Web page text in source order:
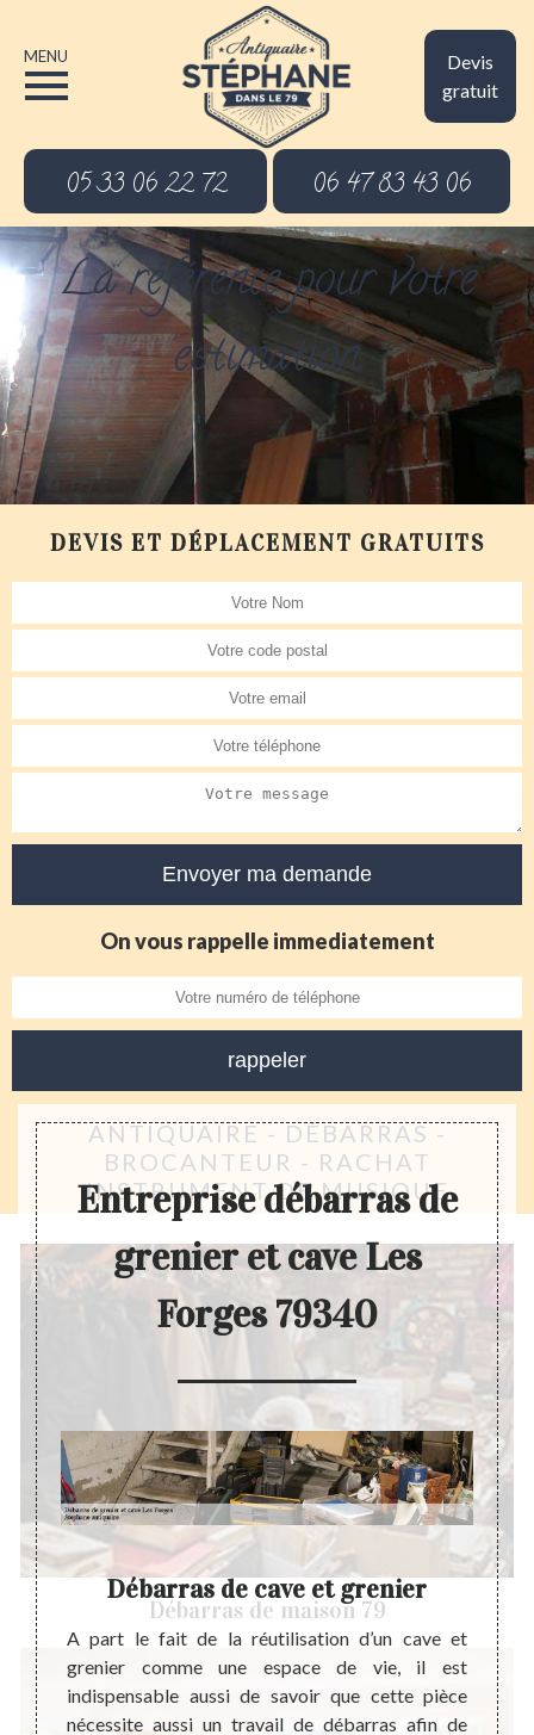
Devis
gratuit
MENU
05 33 06 22 72 06 47 83 43 06
La référence pour votre
estimation
DEVIS ET DÉPLACEMENT GRATUITS
On vous rappelle immediatement
ANTIQUAIRE - DÉBARRAS -
BROCANTEUR - RACHAT
INSTRUMENT DE MUSIQUE
Débarras de maison 79
Entreprise débarras de
grenier et cave Les
Forges 79340
peut
des
la
Débarras de cave et grenier
A part le fait de la réutilisation d’un cave et
grenier comme une espace de vie, il est
indispensable aussi de savoir que cette pièce
nécessite aussi un travail de débarras afin de
La
de
type